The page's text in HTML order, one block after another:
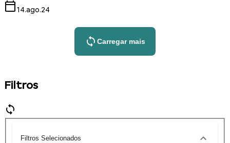
14.ago.24
Carregar mais
Filtros
Filtros Selecionados